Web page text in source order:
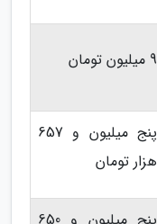
9 میلیون تومان
پنج میلیون و 657
هزار تومان